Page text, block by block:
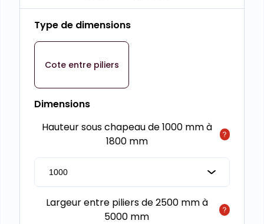
Type de dimensions
Cote entre piliers
Dimensions
Hauteur sous chapeau de 1000 mm à
1800 mm
Largeur entre piliers de 2500 mm à
5000 mm